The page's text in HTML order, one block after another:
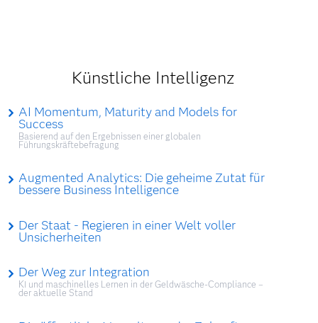
Künstliche Intelligenz
AI Momentum, Maturity and Models for
Success
Basierend auf den Ergebnissen einer globalen
Führungskräftebefragung
Augmented Analytics: Die geheime Zutat für
bessere Business Intelligence
Der Staat - Regieren in einer Welt voller
Unsicherheiten
Der Weg zur Integration
KI und maschinelles Lernen in der Geldwäsche-Compliance –
der aktuelle Stand